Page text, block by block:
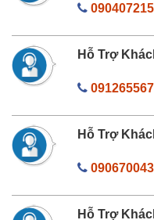
Hỗ Trợ
Hỗ Trợ
Hỗ Trợ